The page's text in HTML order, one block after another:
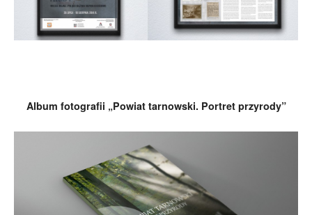
Album fotografii „Powiat tarnowski. Portret przyrody”